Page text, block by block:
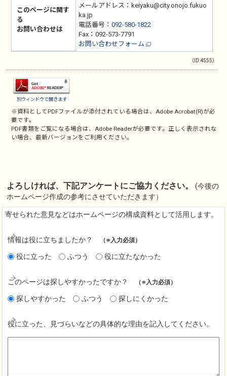
このページに関す
る
お問い合わせは
メールアドレス：keiyaku@city.onojo.fukuo
ka.jp
電話番号： 092-580-1822
Fax：092-573-7791
お問い合わせフォーム
（ID:4555）
別ウィンドウで開きます
※資料としてPDFファイルが添付されている場合は、Adobe Acrobat(R)が必
要です。
PDF書類をご覧になる場合は、Adobe Readerが必要です。正しく表示されな
い場合、最新バージョンをご利用ください。